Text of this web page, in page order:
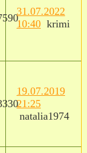
31.07.2022
10:40 krimi
19.07.2019
21:25
natalia1974